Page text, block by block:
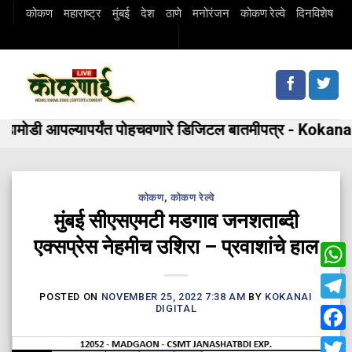
Skipकोकण महाराष्ट्र मुंबई देश ठाणे मनोरंजन कोकण रेल्वे दिनविशेष
आपल्यापर्यंत पोहचवणारे डिजिटल बातमीपत्र - Kokanai
कोकण, कोकण रेल्वे
मुंबई सीएसएमटी मडगाव जनशताब्दी
एक्सप्रेस नेहमीच उशिरा – प्रवाशांचे हाल
POSTED ON NOVEMBER 25, 2022 7:38 AM BY KOKANAI
DIGITAL